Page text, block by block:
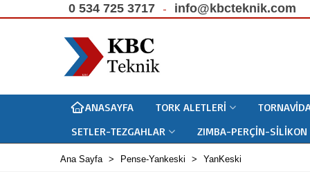
0 534 725 3717 info@kbcteknik.com
ANASAYFA TORK ALETLERI
SETLER-TEZGAHLAR
ZIMBA-PERÇIN-SILIKON
Ana Sayfa > Pense-Yankeski > YanKeski